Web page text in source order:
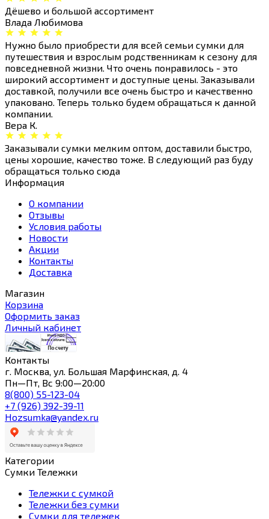
Дёшево и большой ассортимент
Влада Любимова
Нужно было приобрести для всей семьи сумки для
путешествия и взрослым родственникам к сезону для
повседневной жизни. Что очень понравилось - это
широкий ассортимент и доступные цены. Заказывали
доставкой, получили все очень быстро и качественно
упаковано. Теперь только будем обращаться к данной
компании.
Вера К.
Заказывали сумки мелким оптом, доставили быстро,
цены хорошие, качество тоже. В следующий раз буду
обращаться только сюда
Информация
О компании
Отзывы
Условия работы
Новости
Акции
Контакты
Доставка
Магазин
Корзина
Оформить заказ
Личный кабинет
Контакты
г. Москва, ул. Большая Марфинская, д. 4
Пн—Пт, Вс 9:00—20:00
8(800) 55-123-04
+7 (926) 392-39-11
Hozsumka@yandex.ru
Категории
Сумки Тележки
Тележки с сумкой
Тележки без сумки
Сумки для тележек